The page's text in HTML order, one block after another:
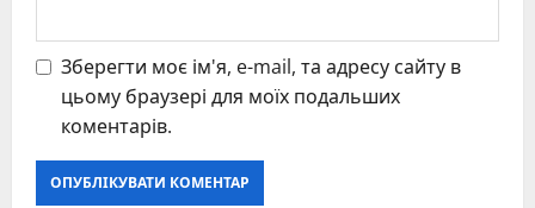
Зберегти моє ім'я, e-mail, та адресу сайту в
цьому браузері для моїх подальших
коментарів.